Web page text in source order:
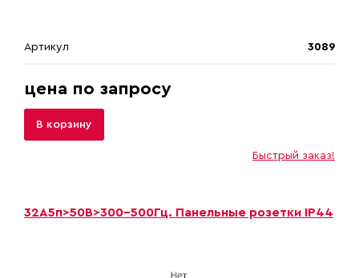
Артикул 3089
цена по запросу
В корзину
Быстрый заказ!
32A5п>50B>300-500Гц. Панельные розетки IP44